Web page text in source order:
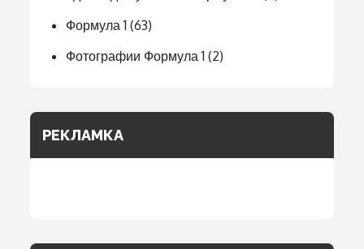
Формула 1 (63)
Фотографии Формула 1 (2)
РЕКЛАМКА